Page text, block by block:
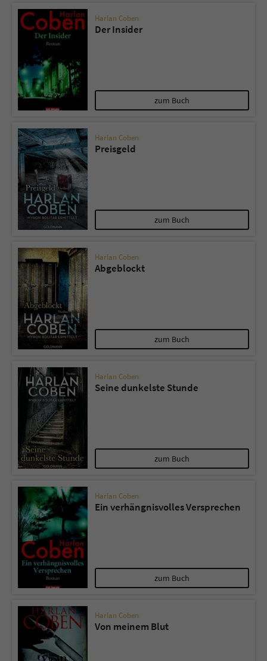
Harlan Coben
Der Insider
zum Buch
Harlan Coben
Preisgeld
zum Buch
Harlan Coben
Abgeblockt
zum Buch
Harlan Coben
Seine dunkelste Stunde
zum Buch
Harlan Coben
Ein verhängnisvolles Versprechen
zum Buch
Harlan Coben
Von meinem Blut